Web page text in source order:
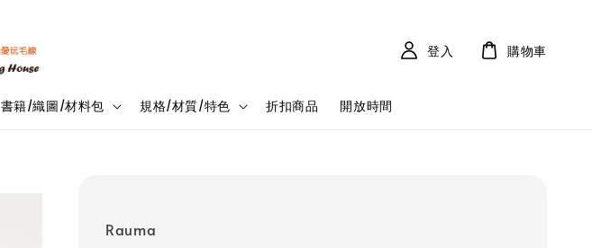
書籍/織圖/材料包 規格/材質/特色 折扣商品 開放時間
登入 購物車
Rauma